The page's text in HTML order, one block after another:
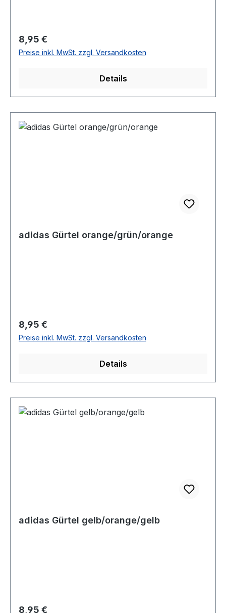
Regulärer Preis:
8,95 €
Preise inkl. MwSt. zzgl. Versandkosten
Details
adidas Gürtel orange/grün/orange
Regulärer Preis:
8,95 €
Preise inkl. MwSt. zzgl. Versandkosten
Details
adidas Gürtel gelb/orange/gelb
Regulärer Preis:
8,95 €